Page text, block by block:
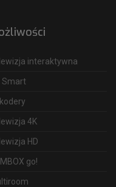
interaktywna
Smart
4K
HD
go!